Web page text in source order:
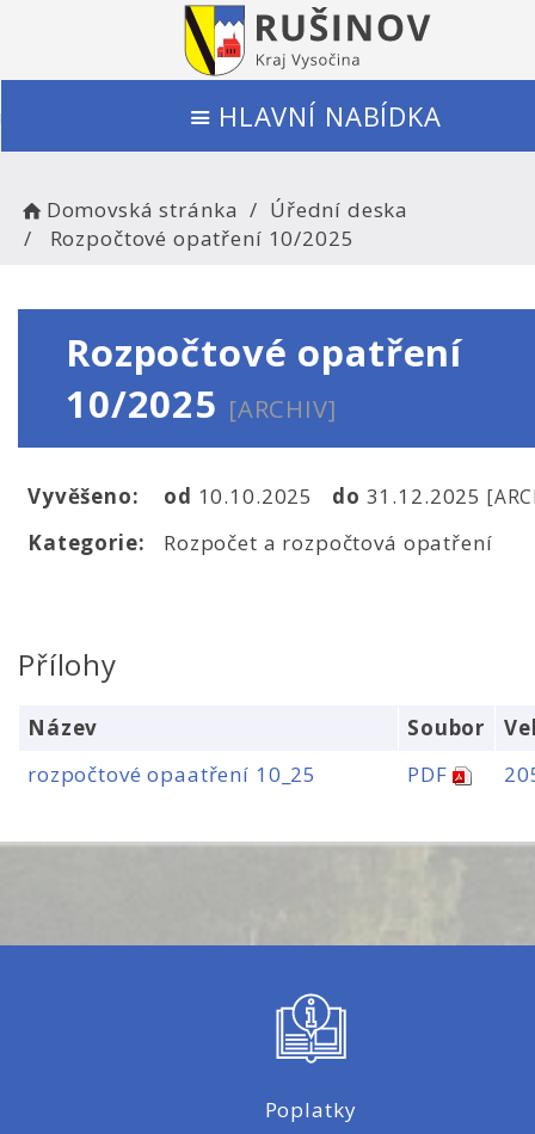
HLAVNÍ NABÍDKA
Domovská stránka
Úřední deska
Rozpočtové opatření 10/2025
Rozpočtové opatření
10/2025 [ARCHIV]
Vyvěšeno: od 10.10.2025 do 31.12.2025
Kategorie: Rozpočet a rozpočtová opatření
Přílohy
Název Soubor
rozpočtové opaatření 10_25
PDF
Poplatky